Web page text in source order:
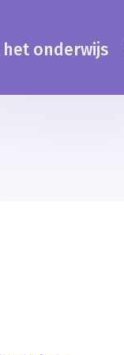
het onderwijs